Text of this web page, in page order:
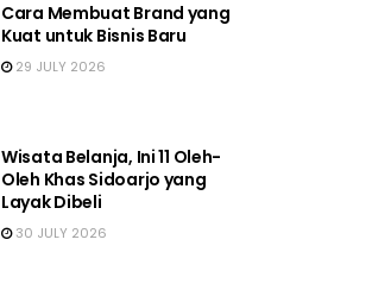
Cara Membuat Brand yang
Kuat untuk Bisnis Baru
29 JULY 2026
Wisata Belanja, Ini 11 Oleh-
Oleh Khas Sidoarjo yang
Layak Dibeli
30 JULY 2026